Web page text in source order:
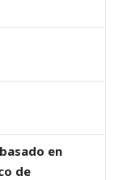
en
de